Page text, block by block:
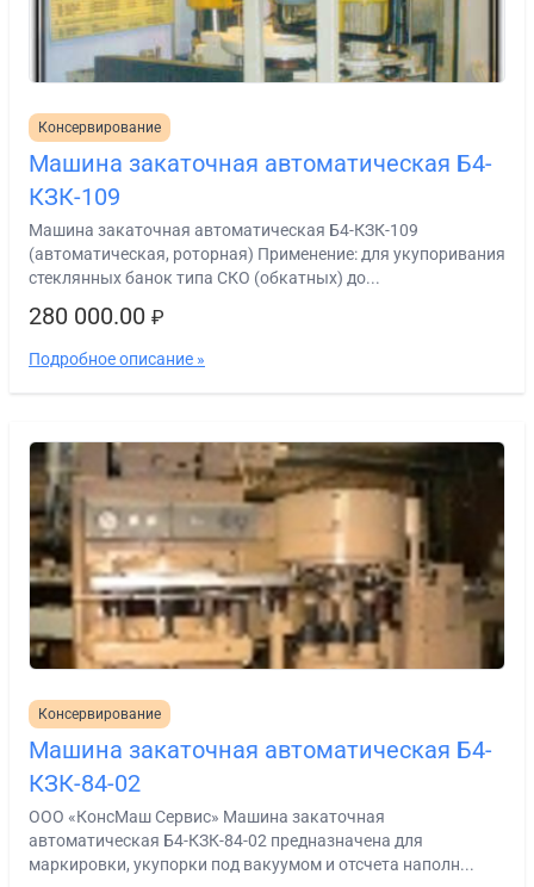
Консервирование
Машина закаточная автоматическая Б4-
КЗК-109
Машина закаточная автоматическая Б4-КЗК-109
(автоматическая, роторная) Применение: для укупоривания
стеклянных банок типа СКО (обкатных) до...
280 000.00 ₽
Подробное описание »
Консервирование
Машина закаточная автоматическая Б4-
КЗК-84-02
ООО «КонсМаш Сервис» Машина закаточная
автоматическая Б4-КЗК-84-02 предназначена для
маркировки, укупорки под вакуумом и отсчета наполн...